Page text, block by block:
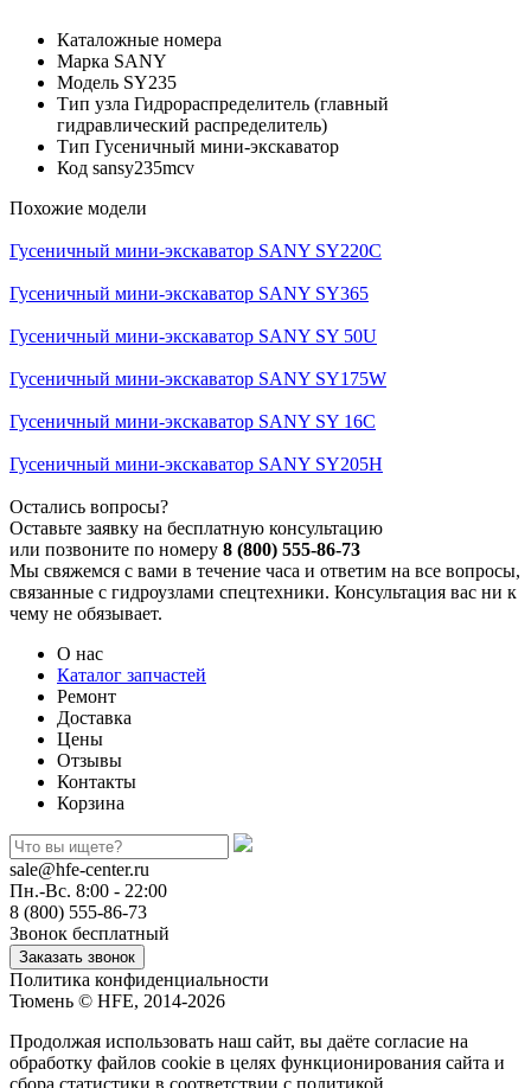
Каталожные номера
Марка SANY
Модель SY235
Тип узла Гидрораспределитель (главный
гидравлический распределитель)
Тип Гусеничный мини-экскаватор
Код sansy235mcv
Похожие модели
Гусеничный мини-экскаватор SANY SY220C
Гусеничный мини-экскаватор SANY SY365
Гусеничный мини-экскаватор SANY SY 50U
Гусеничный мини-экскаватор SANY SY175W
Гусеничный мини-экскаватор SANY SY 16C
Гусеничный мини-экскаватор SANY SY205H
Остались вопросы?
Оставьте заявку на бесплатную консультацию
или позвоните по номеру 8 (800) 555-86-73
Мы свяжемся с вами в течение часа и ответим на все вопросы,
связанные с гидроузлами спецтехники. Консультация вас ни к
чему не обязывает.
О нас
Каталог запчастей
Ремонт
Доставка
Цены
Отзывы
Контакты
Корзина
sale@hfe-center.ru
Пн.-Вс. 8:00 - 22:00
8 (800) 555-86-73
Звонок бесплатный
Политика конфиденциальности
Тюмень © HFE, 2014-2026
Продолжая использовать наш сайт, вы даёте согласие на
обработку файлов cookie в целях функционирования сайта и
сбора статистики в соответствии с политикой